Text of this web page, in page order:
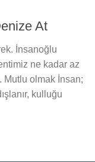
At
İnsanoğlu
ne kadar az
Mutlu olmak İnsan;
kulluğu